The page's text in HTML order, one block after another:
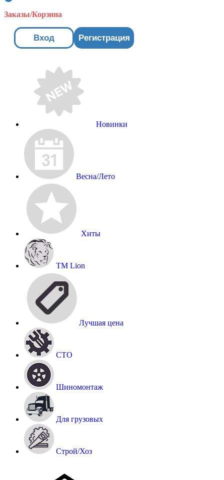
Заказы/Корзина
Вход Регистрация
Новинки
Весна/Лето
Хиты
TM Lion
Лучшая цена
СТО
Шиномонтаж
Для грузовых
Строй/Хоз